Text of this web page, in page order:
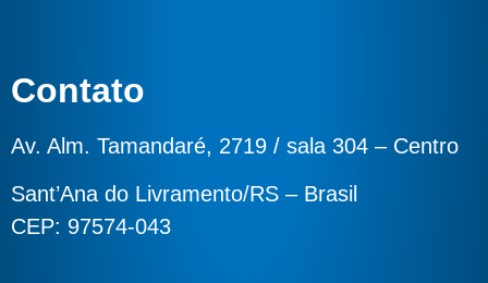
Contato
Av. Alm. Tamandaré, 2719 / sala 304 – Centro
Sant’Ana do Livramento/RS – Brasil
CEP: 97574-043